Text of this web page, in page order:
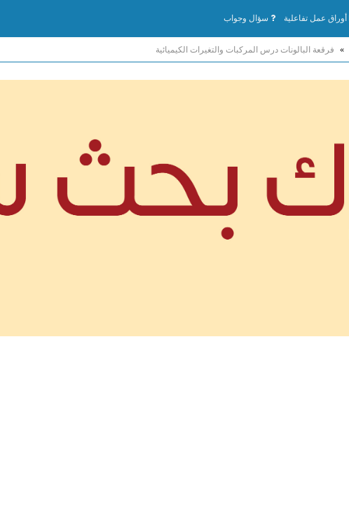
أوراق عمل تفاعلية سؤال وجواب
» فرقعة البالونات درس المركبات والتغيرات الكيميائية